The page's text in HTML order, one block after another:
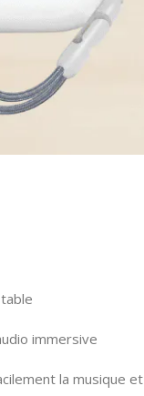
immersive
la musique